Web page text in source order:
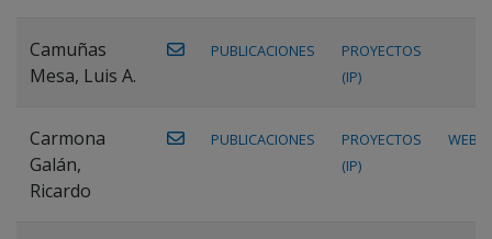
Camuñas
Mesa, Luis A.
PUBLICACIONES
PROYECTOS
(IP)
Carmona
Galán,
Ricardo
PUBLICACIONES
PROYECTOS
(IP)
WEB